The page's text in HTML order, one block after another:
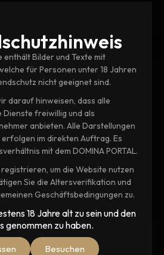
Nyx
Bilder und Texte mit
für Personen unter 18 Jahren
nicht geeignet sind.
darauf hinweisen, dass alle
freiwillig und als
anbieten. Alle Darstellungen
im direkten Auftrag. Es
mit dem DOMINA PORTAL.
um die Website nutzen
Sie die Altersverifikation und
Geschäftsbedingungen zu.
18 Jahre alt zu sein und den
genommen zu haben.
Besuchen